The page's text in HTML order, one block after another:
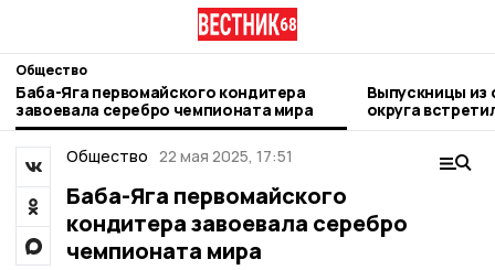
Общество
Баба-Яга первомайского кондитера
завоевала серебро чемпионата мира
Выпускницы из
округа
Общество 22 мая 2025, 17:51
Баба-Яга первомайского
кондитера завоевала серебро
чемпионата мира